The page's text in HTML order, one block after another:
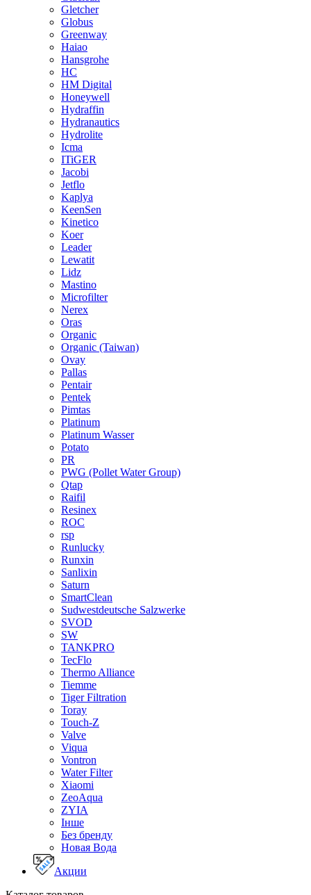
Gletcher
Globus
Greenway
Haiao
Hansgrohe
HC
HM Digital
Honeywell
Hydraffin
Hydranautics
Hydrolite
Icma
ITiGER
Jacobi
Jetflo
Kaplya
KeenSen
Kinetico
Koer
Leader
Lewatit
Lidz
Mastino
Microfilter
Nerex
Oras
Organic
Organic (Taiwan)
Ovay
Pallas
Pentair
Pentek
Pimtas
Platinum
Platinum Wasser
Potato
PR
PWG (Pollet Water Group)
Qtap
Raifil
Resinex
ROC
rsp
Runlucky
Runxin
Sanlixin
Saturn
SmartClean
Sudwestdeutsche Salzwerke
SVOD
SW
TANKPRO
TecFlo
Thermo Alliance
Tiemme
Tiger Filtration
Toray
Touch-Z
Valve
Viqua
Vontron
Water Filter
Xiaomi
ZeoAqua
ZYIA
Інше
Без бренду
Новая Вода
Акции